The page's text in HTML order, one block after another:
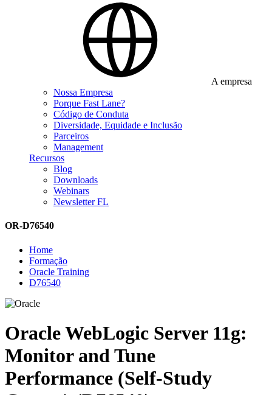
A empresa
Nossa Empresa
Porque Fast Lane?
Código de Conduta
Diversidade, Equidade e Inclusão
Parceiros
Management
Recursos
Blog
Downloads
Webinars
Newsletter FL
OR-D76540
Home
Formação
Oracle Training
D76540
Oracle WebLogic Server 11g:
Monitor and Tune
Performance (Self-Study